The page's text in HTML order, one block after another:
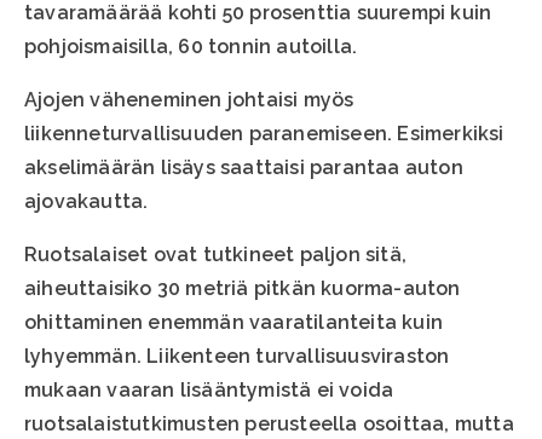
tavaramäärää kohti 50 prosenttia suurempi kuin
pohjoismaisilla, 60 tonnin autoilla.
Ajojen väheneminen johtaisi myös
liikenneturvallisuuden paranemiseen. Esimerkiksi
akselimäärän lisäys saattaisi parantaa auton
ajovakautta.
Ruotsalaiset ovat tutkineet paljon sitä,
aiheuttaisiko 30 metriä pitkän kuorma-auton
ohittaminen enemmän vaaratilanteita kuin
lyhyemmän. Liikenteen turvallisuusviraston
mukaan vaaran lisääntymistä ei voida
ruotsalaistutkimusten perusteella osoittaa, mutta